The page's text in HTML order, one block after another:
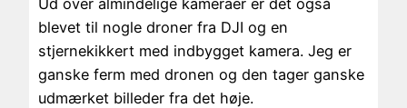
blevet til nogle droner fra DJI og en
stjernekikkert med indbygget kamera. Jeg er
ganske ferm med dronen og den tager ganske
udmærket billeder fra det høje.